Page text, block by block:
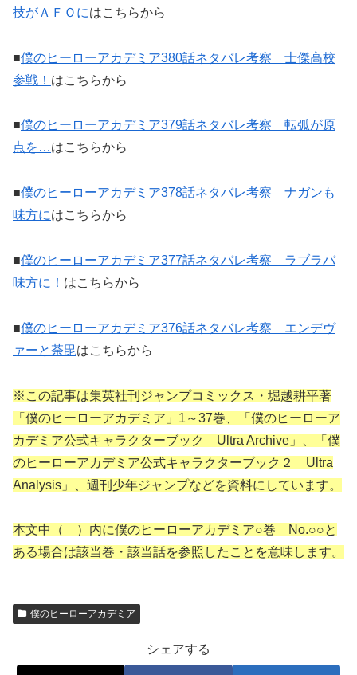
技がＡＦＯにはこちらから
■僕のヒーローアカデミア380話ネタバレ考察 士傑高校
参戦！ はこちらから
■僕のヒーローアカデミア379話ネタバレ考察 転弧が原
点を…はこちらから
■僕のヒーローアカデミア378話ネタバレ考察 ナガンも
味方にはこちらから
■僕のヒーローアカデミア377話ネタバレ考察 ラブラバ
味方に！ はこちらから
■僕のヒーローアカデミア376話ネタバレ考察 エンデヴ
ァーと荼毘はこちらから
※この記事は集英社刊ジャンプコミックス・堀越耕平著
「僕のヒーローアカデミア」1～37巻、「僕のヒーローア
カデミア公式キャラクターブック Ultra Archive」、「僕
のヒーローアカデミア公式キャラクターブック２ Ultra
Analysis」、週刊少年ジャンプなどを資料にしています。
本文中（ ）内に僕のヒーローアカデミア○巻 No.○○と
ある場合は該当巻・該当話を参照したことを意味します。
僕のヒーローアカデミア
シェアする